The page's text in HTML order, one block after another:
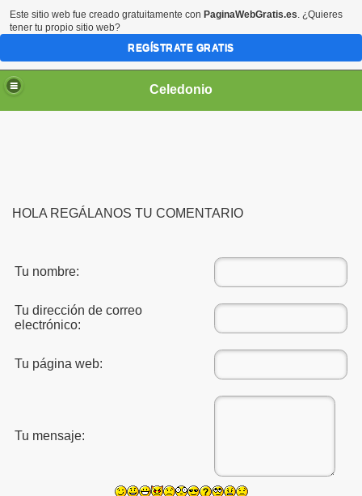
Celedonio
HOLA REGÁLANOS TU COMENTARIO
Tu nombre:
Tu dirección de correo
electrónico:
Tu página web:
Tu mensaje:
Este sitio web fue creado gratuitamente con PaginaWebGratis.es. ¿Quieres
tener tu propio sitio web?
REGÍSTRATE GRATIS